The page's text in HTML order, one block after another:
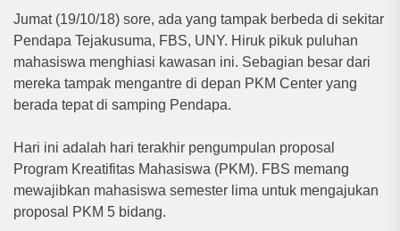
Jumat (19/10/18) sore, ada yang tampak berbeda di sekitar
Pendapa Tejakusuma, FBS, UNY. Hiruk pikuk puluhan
mahasiswa menghiasi kawasan ini. Sebagian besar dari
mereka tampak mengantre di depan PKM Center yang
berada tepat di samping Pendapa.
Hari ini adalah hari terakhir pengumpulan proposal
Program Kreatifitas Mahasiswa (PKM). FBS memang
mewajibkan mahasiswa semester lima untuk mengajukan
proposal PKM 5 bidang.